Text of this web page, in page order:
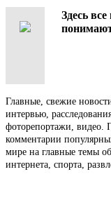
Здесь все
Главные, свежие
интервью,
фоторепортажи, видео.
комментарии
мире на главные темы
интернета, спорта,